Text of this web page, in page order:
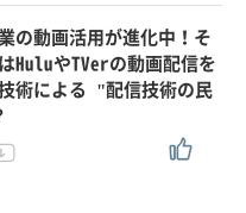
の動画活用が進化中！そ
HuluやTVerの動画配信を
術による "配信技術の民